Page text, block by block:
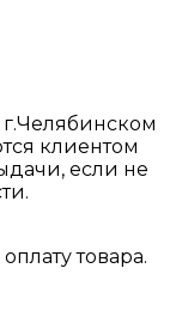
клиентом
если не
товара.